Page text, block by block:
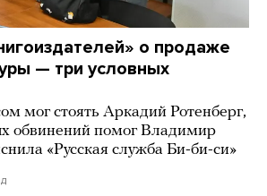
о продаже
— три условных
мог стоять Аркадий Ротенберг,
обвинений помог Владимир
«Русская служба Би-би-си»